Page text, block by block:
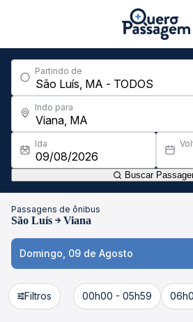
Partindo de
Indo para
Ida
Buscar
Passagens de ônibus
São Luís Viana
Domingo, 09 de Agosto
Filtros 00h00 - 05h59